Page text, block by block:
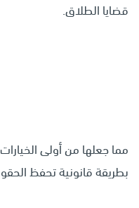
قضايا الطلاق.
مما جعلها من أولى
بطريقة قانونية تحفظ